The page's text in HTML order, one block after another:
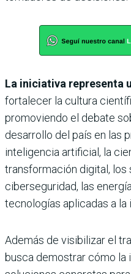
La iniciativa representa
fortalecer la cultura
promoviendo el debate
desarrollo del país en las
inteligencia artificial, la
transformación digital, los
ciberseguridad, las
tecnologías aplicadas a la
Además de visibilizar el
busca demostrar cómo la